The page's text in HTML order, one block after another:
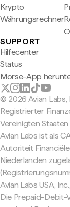
Krypto
Währungsrechner
SUPPORT
Hilfecenter
Status
Morse-App
© 2026 Avian Labs,
Registrierter
Vereinigten Staaten
Avian Labs ist als
Autoriteit
Niederlanden
Avian Labs USA,
Die Prepaid-Debit-